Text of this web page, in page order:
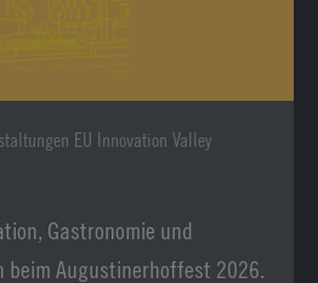
EU Innovation Valley
Gastronomie und
beim Augustinerhoffest 2026.